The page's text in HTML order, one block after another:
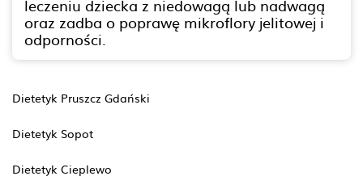
leczeniu dziecka z niedowagą lub nadwagą
oraz zadba o poprawę mikroflory jelitowej i
odporności.
Dietetyk Pruszcz Gdański
Dietetyk Sopot
Dietetyk Cieplewo